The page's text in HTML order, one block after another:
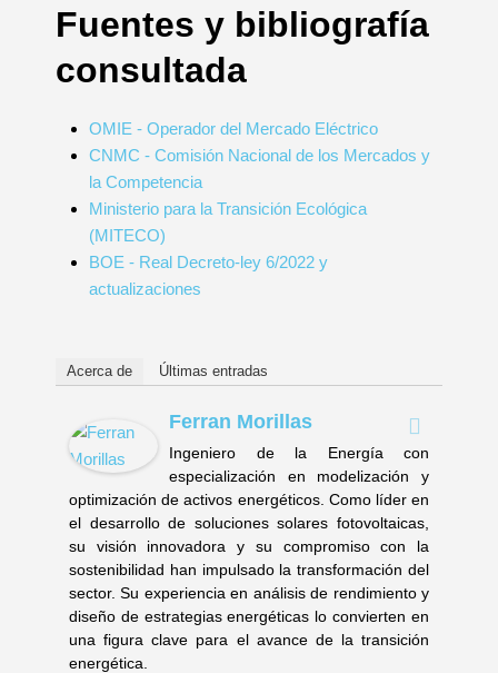
Fuentes y bibliografía
consultada
OMIE - Operador del Mercado Eléctrico
CNMC - Comisión Nacional de los Mercados y
la Competencia
Ministerio para la Transición Ecológica
(MITECO)
BOE - Real Decreto-ley 6/2022 y
actualizaciones
Acerca de Últimas entradas
Ferran Morillas
Ingeniero de la Energía con
especialización en modelización y
optimización de activos energéticos. Como líder en
el desarrollo de soluciones solares fotovoltaicas,
su visión innovadora y su compromiso con la
sostenibilidad han impulsado la transformación del
sector. Su experiencia en análisis de rendimiento y
diseño de estrategias energéticas lo convierten en
una figura clave para el avance de la transición
energética.